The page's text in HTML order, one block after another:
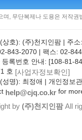
, 무단복제나 도용은 저작
상호): (주)천지인팜 | 주
843-2070 | 팩스: 02-
등록번호 안내: [108-81-
호 [사업자정보확인]
성명): 최정애 | 개인정보
help@cjq.co.kr for
by (주)천지인팜All